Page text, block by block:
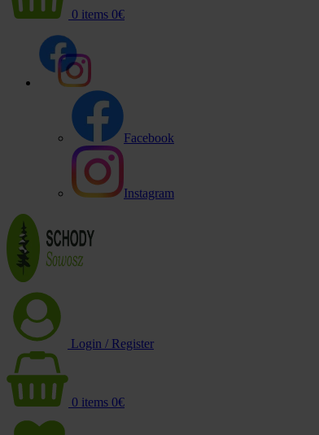
0 items 0€
Facebook
Instagram
Login / Register
0 items 0€